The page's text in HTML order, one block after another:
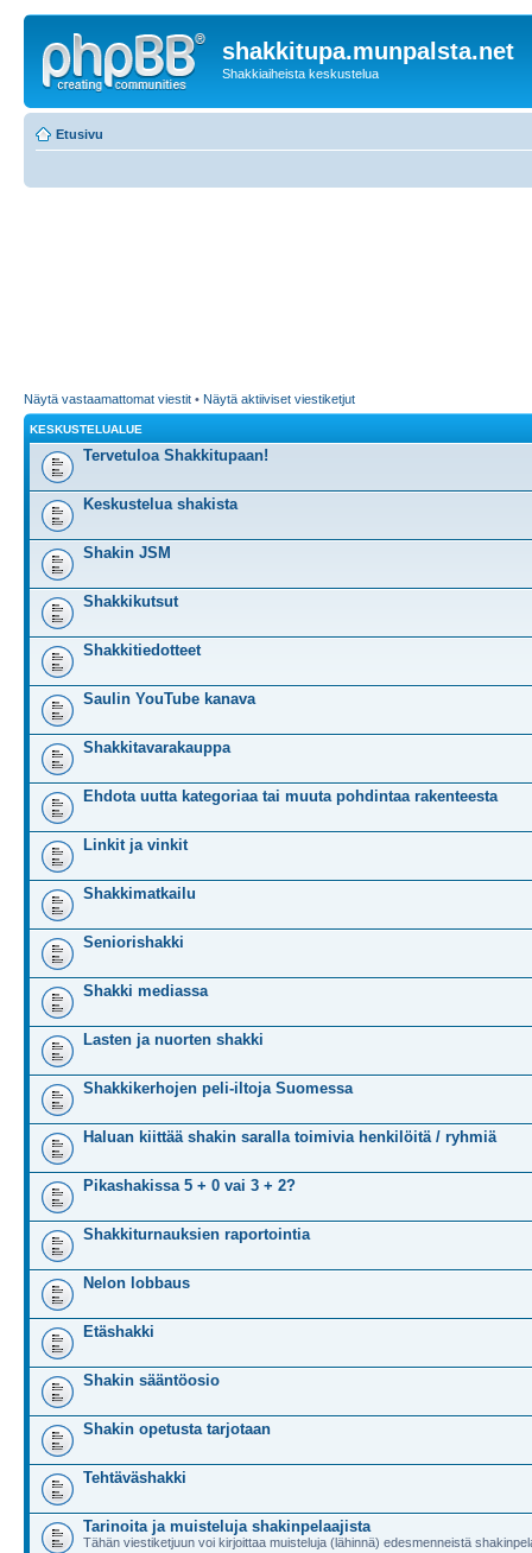
shakkitupa.munpalsta.net
Shakkiaiheista keskustelua
Etusivu
Näytä vastaamattomat viestit • Näytä aktiiviset viestiketjut
KESKUSTELUALUE
Tervetuloa Shakkitupaan!
Keskustelua shakista
Shakin JSM
Shakkikutsut
Shakkitiedotteet
Saulin YouTube kanava
Shakkitavarakauppa
Ehdota uutta kategoriaa tai muuta pohdintaa rakenteesta
Linkit ja vinkit
Shakkimatkailu
Seniorishakki
Shakki mediassa
Lasten ja nuorten shakki
Shakkikerhojen peli-iltoja Suomessa
Haluan kiittää shakin saralla toimivia henkilöitä / ryhmiä
Pikashakissa 5 + 0 vai 3 + 2?
Shakkiturnauksien raportointia
Nelon lobbaus
Etäshakki
Shakin sääntöosio
Shakin opetusta tarjotaan
Tehtäväshakki
Tarinoita ja muisteluja shakinpelaajista
Tähän viestiketjuun voi kirjoittaa muisteluja (lähinnä) edesmenneistä